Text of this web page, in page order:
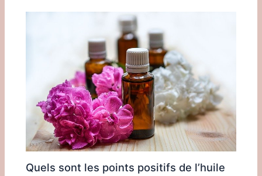
Quels sont les points positifs de l’huile